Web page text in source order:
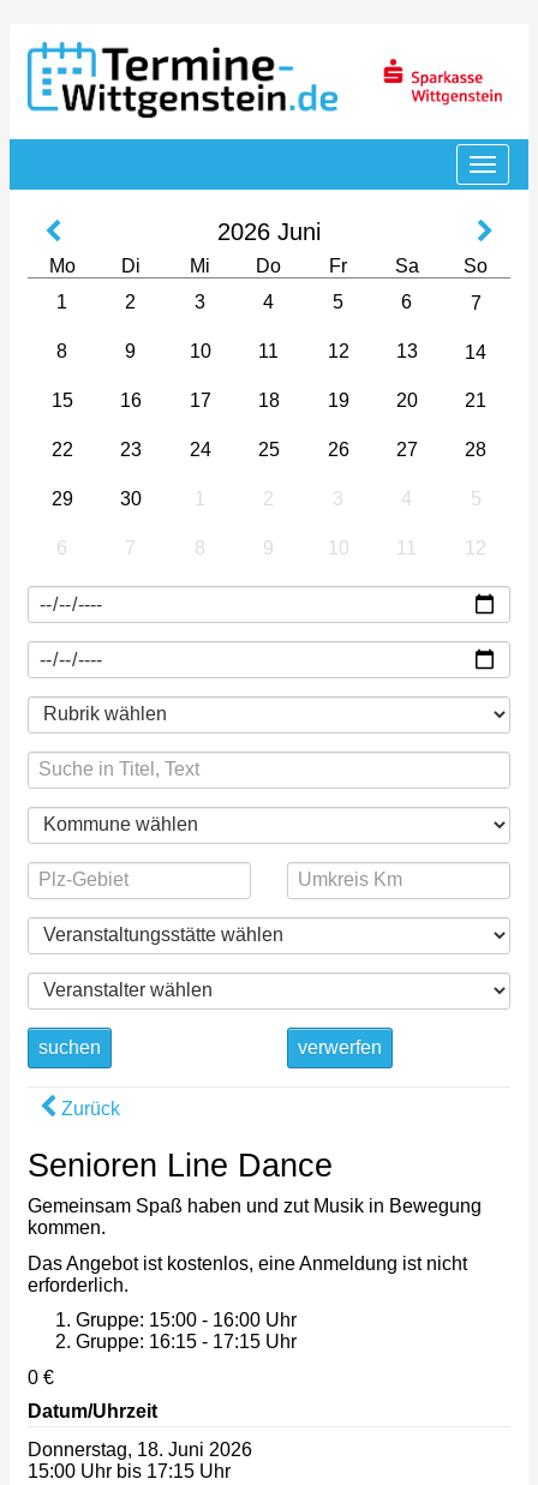
2026 Juni
Mo Di Mi Do Fr Sa
So
1
2 3 4 5 6 7
8 9 10 11 12 13 14
15 16 17 18 19 20 21
22 23 24 25 26 27 28
29 30 1 2 3 4 5
6 7 8 9 10 11 12
suchen verwerfen
Zurück
Senioren Line Dance
Gemeinsam Spaß haben und zut Musik in Bewegung
kommen.
Das Angebot ist kostenlos, eine Anmeldung ist nicht
erforderlich.
Gruppe: 15:00 - 16:00 Uhr
Gruppe: 16:15 - 17:15 Uhr
0 €
Datum/Uhrzeit
Donnerstag, 18. Juni 2026
15:00 Uhr bis 17:15 Uhr